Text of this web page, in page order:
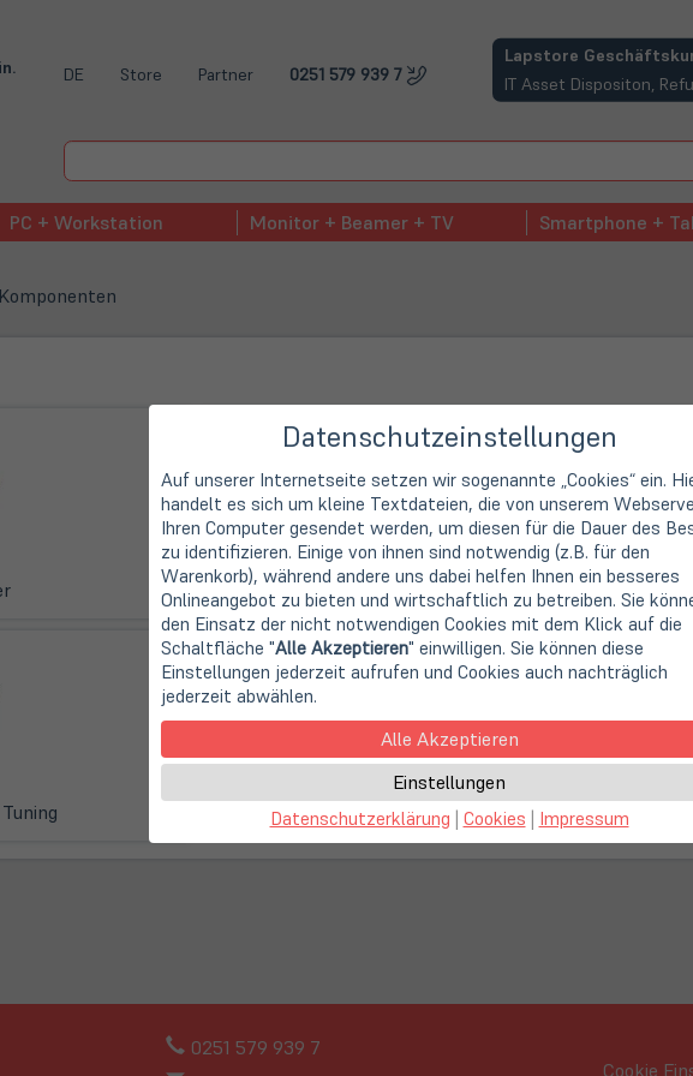
DE Store Partner 0251 579 939 7
Lapstore
IT Asset Dispositon,
(öffnet in neuem Tab)
PC + Workstation Monitor + Beamer + TV Smartphone +
Interne Festplatten / SSDs
0251 579 939 7
Cookie
Datenschutzeinstellungen
Auf unserer Internetseite setzen wir sogenannte „Cookies“ ein.
handelt es sich um kleine Textdateien, die von unserem
Ihren Computer gesendet werden, um diesen für die Dauer des
zu identifizieren. Einige von ihnen sind notwendig (z.B. für den
Warenkorb), während andere uns dabei helfen Ihnen ein besseres
Onlineangebot zu bieten und wirtschaftlich zu betreiben. Sie
den Einsatz der nicht notwendigen Cookies mit dem Klick auf die
Schaltfläche "Alle Akzeptieren" einwilligen. Sie können diese
Einstellungen jederzeit aufrufen und Cookies auch nachträglich
jederzeit abwählen.
Alle Akzeptieren
Einstellungen
Datenschutzerklärung | Cookies | Impressum